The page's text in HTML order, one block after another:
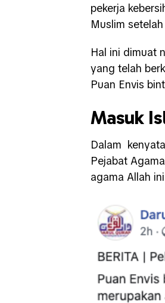
pekerja
Muslim
Hal ini dimuat
yang telah
Puan Envis
Masuk
Dalam
Pejabat
agama Allah